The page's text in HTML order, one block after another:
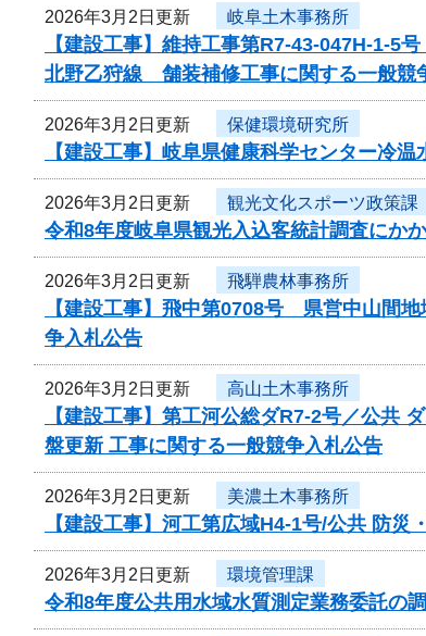
2026年3月2日更新 岐阜土木事務所
【建設工事】維持工事第R7-43-047H-1-5
北野乙狩線 舗装補修工事に関する一般競
2026年3月2日更新 保健環境研究所
【建設工事】岐阜県健康科学センター冷
2026年3月2日更新 観光文化スポーツ政策課
令和8年度岐阜県観光入込客統計調査にか
2026年3月2日更新 飛騨農林事務所
【建設工事】飛中第0708号 県営中山間
争入札公告
2026年3月2日更新 高山土木事務所
【建設工事】第工河公総ダR7-2号／公共
盤更新 工事に関する一般競争入札公告
2026年3月2日更新 美濃土木事務所
【建設工事】河工第広域H4-1号/公共 防
2026年3月2日更新 環境管理課
令和8年度公共用水域水質測定業務委託の